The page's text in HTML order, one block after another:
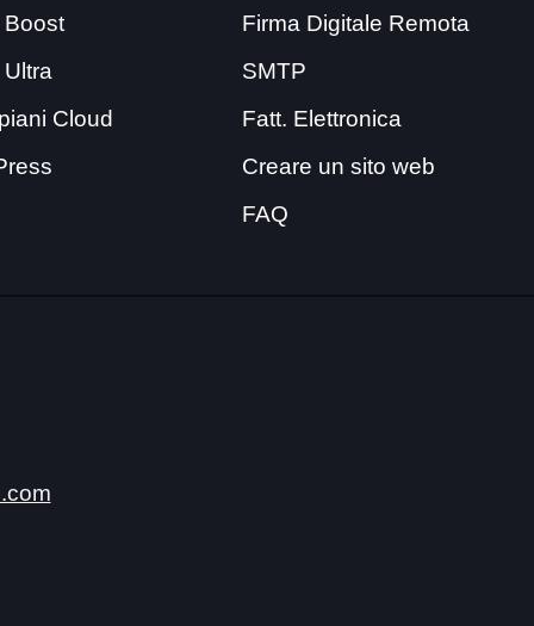
Cloud
Firma Digitale Remota
SMTP
Fatt. Elettronica
Creare un sito web
FAQ